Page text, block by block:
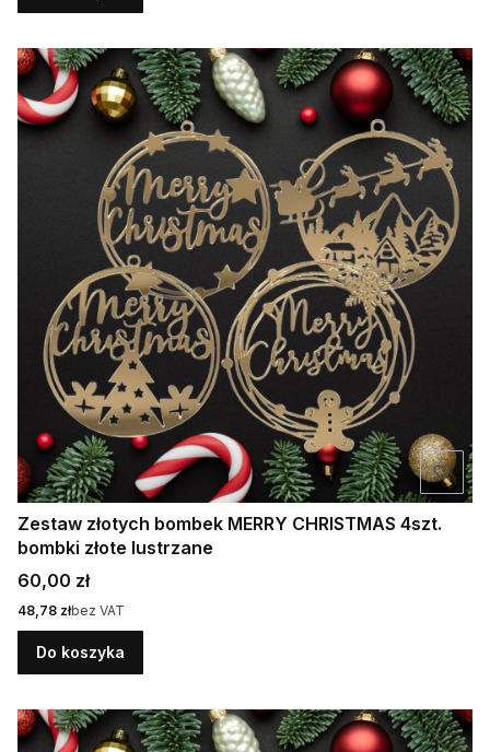
Zestaw złotych bombek MERRY CHRISTMAS 4szt.
bombki złote lustrzane
Cena
60,00 zł
Cena
48,78 złbez VAT
Do koszyka